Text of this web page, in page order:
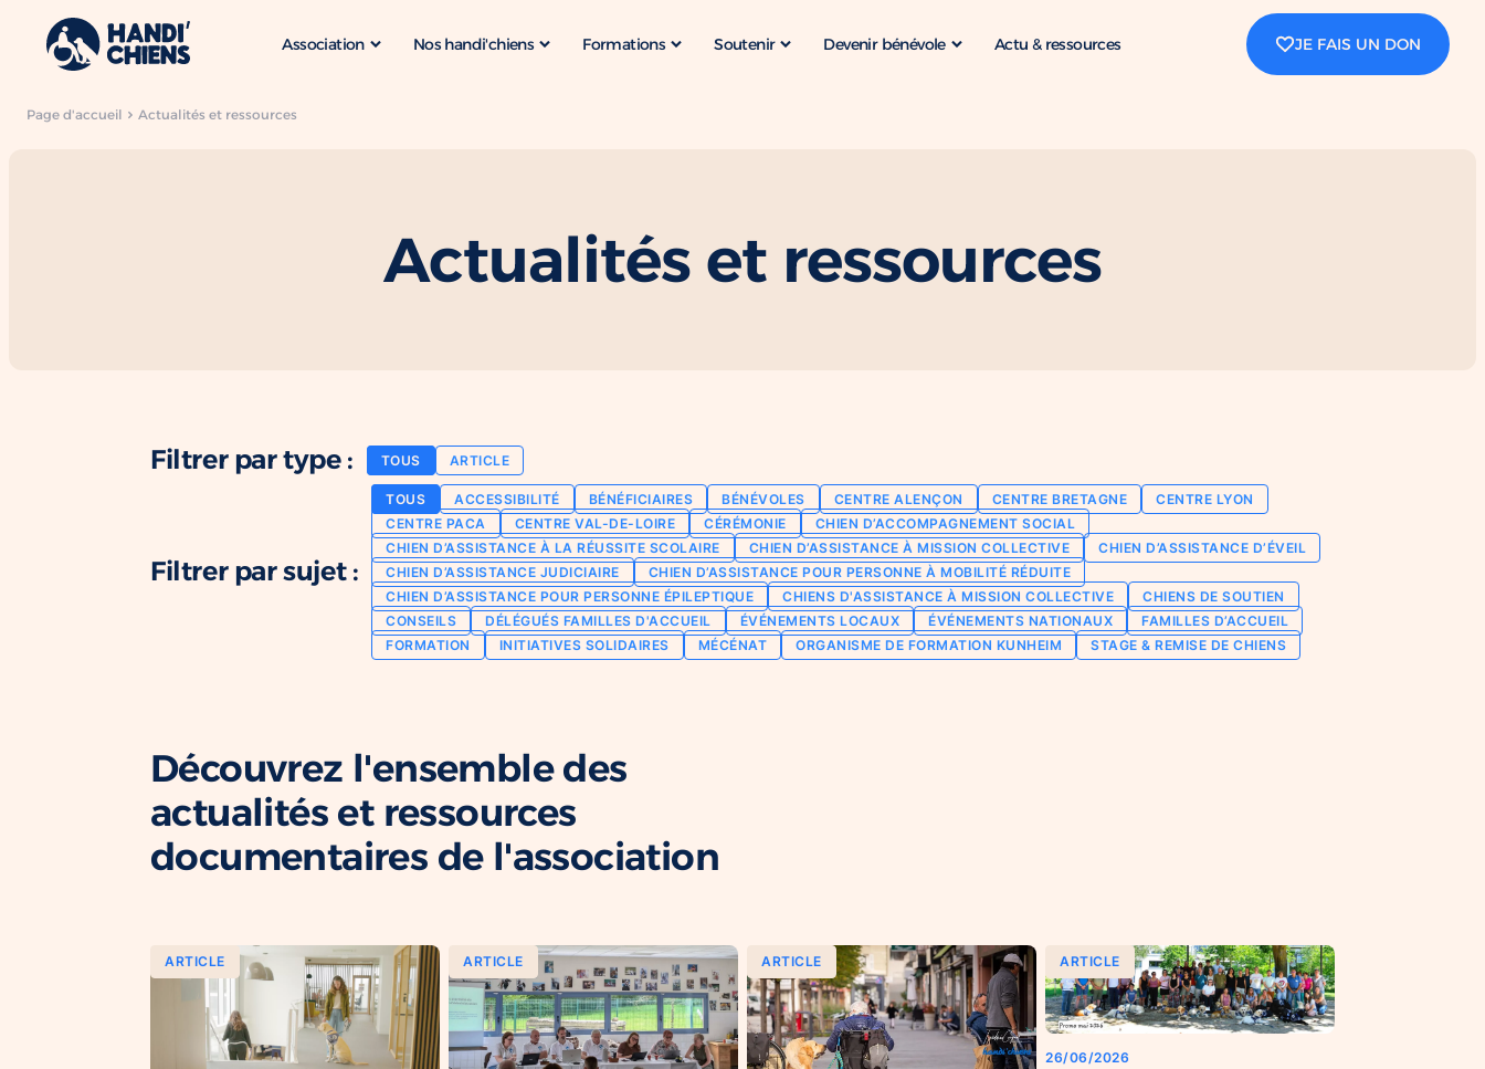
Association Nos handi'chiens Formations Soutenir Devenir bénévole Actu & ressources JE FAIS UN DON
Page d'accueil Actualités et ressources
Actualités et ressources
Filtrer par type : TOUS ARTICLE
Filtrer par sujet :
TOUS ACCESSIBILITÉ BÉNÉFICIAIRES BÉNÉVOLES CENTRE ALENÇON CENTRE BRETAGNE
CENTRE LYON
CENTRE PACA
CENTRE VAL-DE-LOIRE CÉRÉMONIE
CHIEN D’ACCOMPAGNEMENT SOCIAL
CHIEN D’ASSISTANCE À LA RÉUSSITE SCOLAIRE
CHIEN D’ASSISTANCE À MISSION COLLECTIVE
CHIEN D’ASSISTANCE D’ÉVEIL
CHIEN D’ASSISTANCE JUDICIAIRE
CHIEN D’ASSISTANCE POUR PERSONNE À MOBILITÉ RÉDUITE
CHIEN D’ASSISTANCE POUR PERSONNE ÉPILEPTIQUE
CHIENS D'ASSISTANCE À MISSION COLLECTIVE
CHIENS DE SOUTIEN
CONSEILS
DÉLÉGUÉS FAMILLES D'ACCUEIL ÉVÉNEMENTS LOCAUX ÉVÉNEMENTS NATIONAUX
FAMILLES D’ACCUEIL
FORMATION
INITIATIVES SOLIDAIRES MÉCÉNAT ORGANISME DE FORMATION KUNHEIM STAGE & REMISE DE CHIENS
Découvrez l'ensemble des
actualités et ressources
documentaires de l'association
ARTICLE ARTICLE ARTICLE ARTICLE
26/06/2026